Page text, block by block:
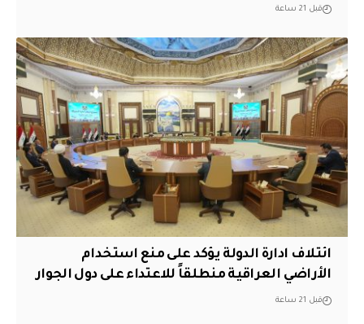
قبل 21 ساعة
ائتلاف ادارة الدولة يؤكد على منع استخدام
الأراضي العراقية منطلقاً للاعتداء على دول الجوار
قبل 21 ساعة